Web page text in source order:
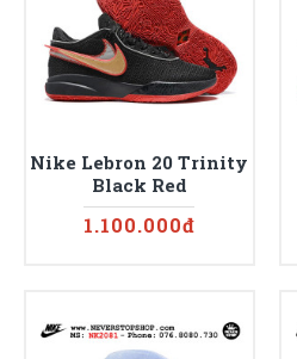
Nike Lebron 20 Trinity
Black Red
1.100.000đ